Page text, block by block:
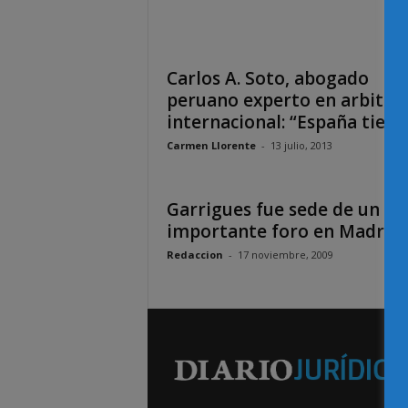
Carlos A. Soto, abogado
peruano experto en arbitraje
internacional: “España tiene...
Carmen Llorente - 13 julio, 2013
Garrigues fue sede de un
importante foro en Madrid
Redaccion - 17 noviembre, 2009